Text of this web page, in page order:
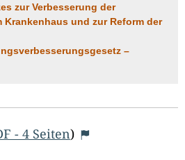
zur Verbesserung der
und zur Reform der
–
- 4 Seiten)